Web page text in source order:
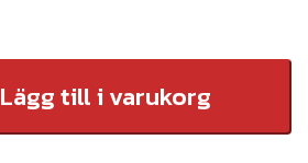
Lägg till i varukorg